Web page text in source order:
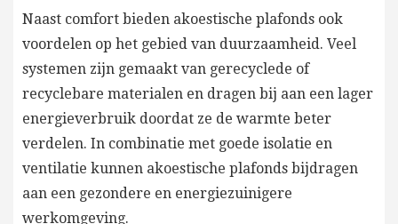
Naast comfort bieden akoestische plafonds ook
voordelen op het gebied van duurzaamheid. Veel
systemen zijn gemaakt van gerecyclede of
recyclebare materialen en dragen bij aan een lager
energieverbruik doordat ze de warmte beter
verdelen. In combinatie met goede isolatie en
ventilatie kunnen akoestische plafonds bijdragen
aan een gezondere en energiezuinigere
werkomgeving.